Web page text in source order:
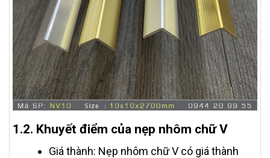
1.2. Khuyết điểm của nẹp nhôm chữ V
Giá thành: Nẹp nhôm chữ V có giá thành